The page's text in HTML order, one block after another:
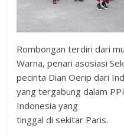
Rombongan terdiri dari
Warna, penari asosiasi
pecinta Dian Oerip dari
yang tergabung dalam
Indonesia yang
tinggal di sekitar Paris.